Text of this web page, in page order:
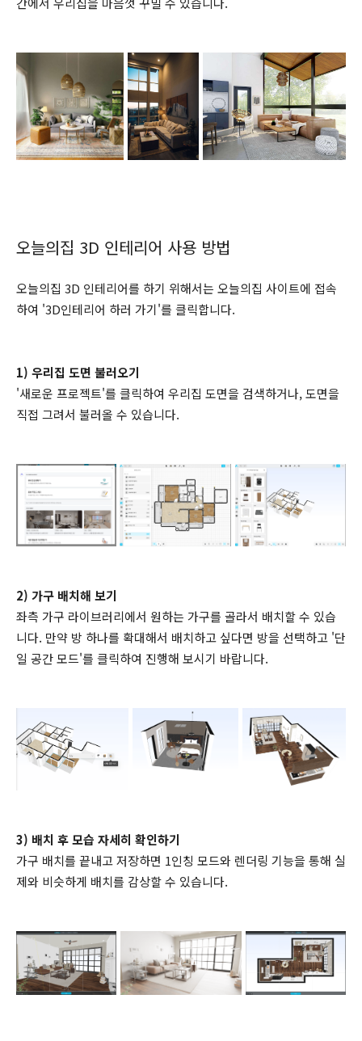
오늘의집 3D 인테리어 사용 방법
오늘의집 3D 인테리어를 하기 위해서는 오늘의집 사이트에 접속
하여 '3D인테리어 하러 가기'를 클릭합니다.
1) 우리집 도면 불러오기
'새로운 프로젝트'를 클릭하여 우리집 도면을 검색하거나, 도면을
직접 그려서 불러올 수 있습니다.
2) 가구 배치해 보기
좌측 가구 라이브러리에서 원하는 가구를 골라서 배치할 수 있습
니다. 만약 방 하나를 확대해서 배치하고 싶다면 방을 선택하고 '단
일 공간 모드'를 클릭하여 진행해 보시기 바랍니다.
3) 배치 후 모습 자세히 확인하기
가구 배치를 끝내고 저장하면 1인칭 모드와 렌더링 기능을 통해 실
제와 비슷하게 배치를 감상할 수 있습니다.